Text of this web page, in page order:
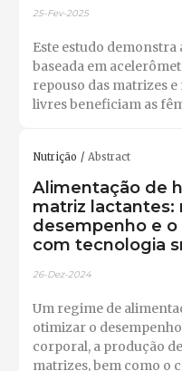
25-Fev-2025
Este estudo demonstra
baseada em
repouso das matrizes
livres beneficiam as
Nutrição Abstract
Alimentação de
matriz lactantes:
desempenho e
com tecnologia
26-Dez-2024
Um regime de
otimizar o
corporal, a produção
matrizes, bem como o